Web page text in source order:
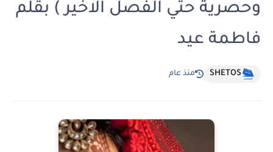
وحصرية حتي الفصل الاخير ) بقلم
فاطمة عيد
SHETOS منذ عام